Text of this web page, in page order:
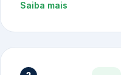
Saiba mais